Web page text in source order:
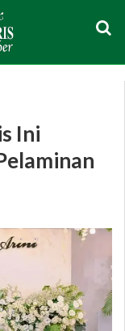
Ini